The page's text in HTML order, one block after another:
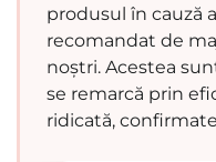
produsul în cauză
recomandat de
noștri. Acestea
se remarcă prin
ridicată,